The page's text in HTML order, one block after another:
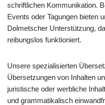
schriftlichen Kommunikation.
Events oder Tagungen bieten
Dolmetscher Unterstützung,
reibungslos funktioniert.
Unsere spezialisierten
Übersetzungen von Inhalten
juristische oder werbliche
und grammatikalisch